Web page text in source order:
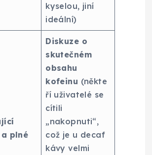
kyselou, jiní
ideální)
plné
Diskuze o
skutečném
obsahu
kofeinu (někte
ří uživatelé se
cítili
„nakopnuti“,
což je u decaf
kávy velmi